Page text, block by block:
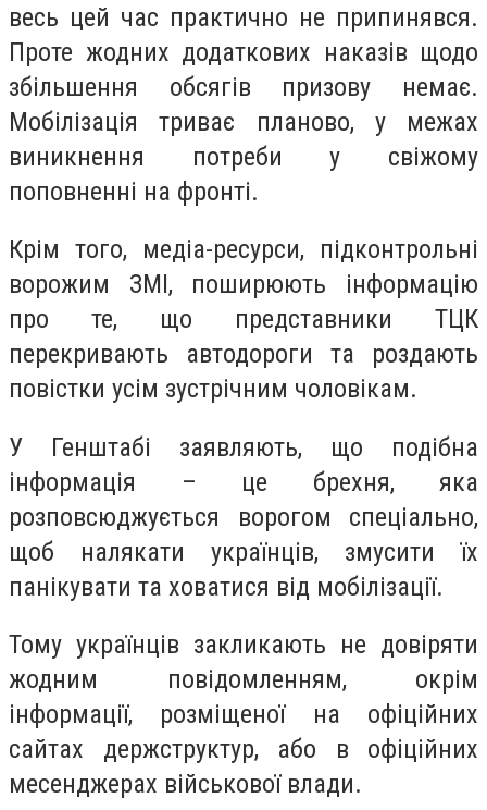
весь цей час практично не припинявся.
Проте жодних додаткових наказів щодо
збільшення обсягів призову немає.
Мобілізація триває планово, у межах
виникнення потреби у свіжому
поповненні на фронті.
Крім того, медіа-ресурси, підконтрольні
ворожим ЗМІ, поширюють інформацію
про те, що представники ТЦК
перекривають автодороги та роздають
повістки усім зустрічним чоловікам.
У Генштабі заявляють, що подібна
інформація – це брехня, яка
розповсюджується ворогом спеціально,
щоб налякати українців, змусити їх
панікувати та ховатися від мобілізації.
Тому українців закликають не довіряти
жодним повідомленням, окрім
інформації, розміщеної на офіційних
сайтах держструктур, або в офіційних
месенджерах військової влади.